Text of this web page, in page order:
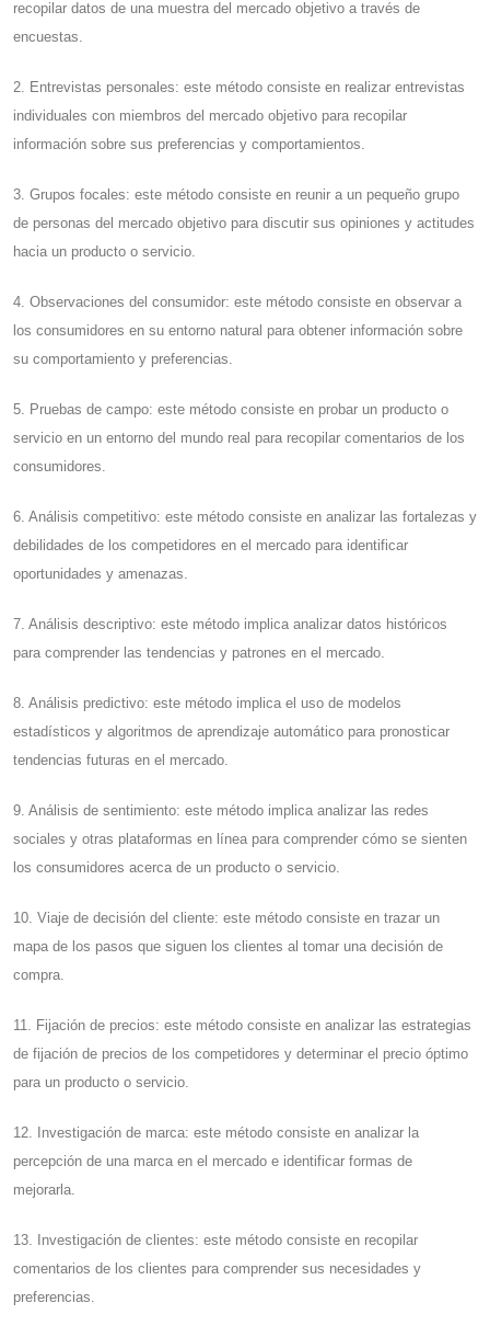
recopilar datos de una muestra del mercado objetivo a través de
encuestas.
2. Entrevistas personales: este método consiste en realizar entrevistas
individuales con miembros del mercado objetivo para recopilar
información sobre sus preferencias y comportamientos.
3. Grupos focales: este método consiste en reunir a un pequeño grupo
de personas del mercado objetivo para discutir sus opiniones y actitudes
hacia un producto o servicio.
4. Observaciones del consumidor: este método consiste en observar a
los consumidores en su entorno natural para obtener información sobre
su comportamiento y preferencias.
5. Pruebas de campo: este método consiste en probar un producto o
servicio en un entorno del mundo real para recopilar comentarios de los
consumidores.
6. Análisis competitivo: este método consiste en analizar las fortalezas y
debilidades de los competidores en el mercado para identificar
oportunidades y amenazas.
7. Análisis descriptivo: este método implica analizar datos históricos
para comprender las tendencias y patrones en el mercado.
8. Análisis predictivo: este método implica el uso de modelos
estadísticos y algoritmos de aprendizaje automático para pronosticar
tendencias futuras en el mercado.
9. Análisis de sentimiento: este método implica analizar las redes
sociales y otras plataformas en línea para comprender cómo se sienten
los consumidores acerca de un producto o servicio.
10. Viaje de decisión del cliente: este método consiste en trazar un
mapa de los pasos que siguen los clientes al tomar una decisión de
compra.
11. Fijación de precios: este método consiste en analizar las estrategias
de fijación de precios de los competidores y determinar el precio óptimo
para un producto o servicio.
12. Investigación de marca: este método consiste en analizar la
percepción de una marca en el mercado e identificar formas de
mejorarla.
13. Investigación de clientes: este método consiste en recopilar
comentarios de los clientes para comprender sus necesidades y
preferencias.